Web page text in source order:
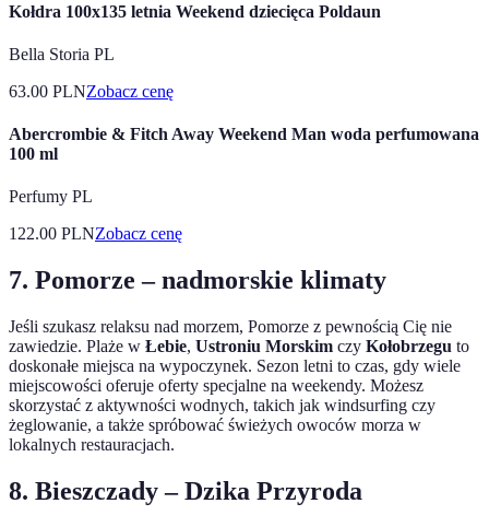
Kołdra 100x135 letnia Weekend dziecięca Poldaun
Bella Storia PL
63.00 PLNZobacz cenę
Abercrombie & Fitch Away Weekend Man woda perfumowana
100 ml
Perfumy PL
122.00 PLNZobacz cenę
7. Pomorze – nadmorskie klimaty
Jeśli szukasz relaksu nad morzem, Pomorze z pewnością Cię nie
zawiedzie. Plaże w Łebie, Ustroniu Morskim czy Kołobrzegu to
doskonałe miejsca na wypoczynek. Sezon letni to czas, gdy wiele
miejscowości oferuje oferty specjalne na weekendy. Możesz
skorzystać z aktywności wodnych, takich jak windsurfing czy
żeglowanie, a także spróbować świeżych owoców morza w
lokalnych restauracjach.
8. Bieszczady – Dzika Przyroda